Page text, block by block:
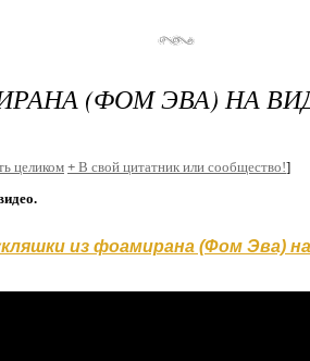
(ФОМ ЭВА) НА
целиком+ В свой цитатник или сообщество!]
из фоамирана (Фом Эва)